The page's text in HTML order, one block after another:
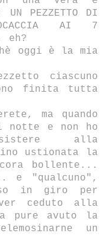
PEZZETTO DI
AI 7
eh?
oggi è la mia
ciascuno
finita tutta
ma quando
e non ho
alla
ustionata la
bollente...
e "qualcuno",
in giro per
ceduto alla
pure avuto la
un